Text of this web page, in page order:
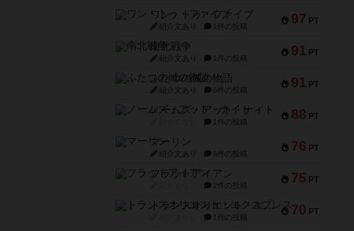
97 PT
ワン・トゥ・ファイブ
紹介文あり 1件の投稿
91 PT
南北戦争
紹介文あり 1件の投稿
91 PT
ふたつの城の物語
紹介文あり 6件の投稿
88 PT
ノームズ・アット・ナイト
1件の投稿
76 PT
マーリン
紹介文あり 6件の投稿
75 PT
フラットアイアン
2件の投稿
70 PT
トランスオリエント・エクスプレス
1件の投稿